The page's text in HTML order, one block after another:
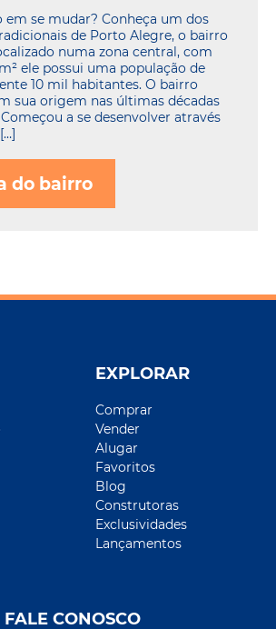
em se mudar? Conheça um dos
de Porto Alegre, o bairro
numa zona central, com
ele possui uma população de
10 mil habitantes. O bairro
sua origem nas últimas décadas
a se desenvolver através
do bairro
EXPLORAR
Comprar
Vender
Alugar
Favoritos
Blog
Construtoras
Exclusividades
Lançamentos
FALE CONOSCO